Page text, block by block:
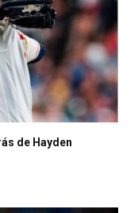
de Hayden